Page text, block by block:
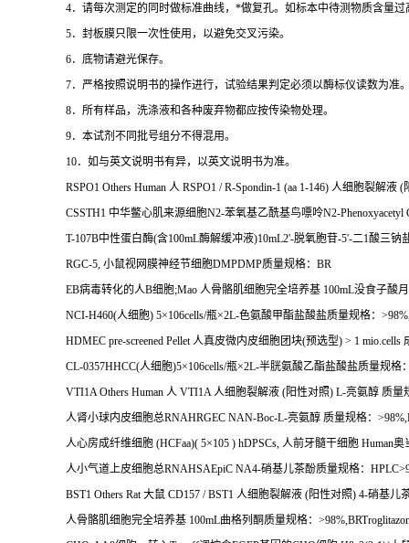
4．请每次测定的同时做标准曲线， *做复孔。如标本中待测物质含量过
5．封板膜只限一次性使用，以避免交叉污染。
6．底物请避光保存。
7．严格按照说明书的操作进行，试验结果判定必须以酶标仪读数为准
8．所有样品，洗涤液和各种废弃物都应按传染物处理。
9．本试剂不同批号组分不得混用。
10．如与英文说明书有异，以英文说明书为准。
RSPO1 Others Human 人 RSPO1 / R-Spondin-1 (aa 1-146) 人细胞裂解液 (
CSSTH1 中华鳖心肌来源细胞N2-苯氧基乙酰基鸟嘌呤N2-Phenoxyacetyl
T-107B中性蛋白酶(含100mL酶解缓冲液)10mL2'-脱氧胞苷-5'-二1酸三钠
RGC-5, 小鼠视网膜神经节细胞DMPDMP质量规格： BR
EB病毒转化的人B细胞;Mao 人骨骼肌细胞完全培养基 100mL没食子酸
NCI-H460(人细胞) 5×106cells/瓶×2L-色氨酸甲酯盐酸盐质量规格：
HDMEC pre-screened Pellet 人真皮微内皮细胞团块(预选型) > 1 mio.cells
CL-0357HHCC(人细胞)5×106cells/瓶×2L-半胱氨酸乙酯盐酸盐质量规格
VTI1A Others Human 人 VTI1A 人细胞裂解液 (阳性对照) L-亮氨醇 质量
人肾小球内皮细胞总RNAHRGEC NAN-Boc-L-亮氨醇 质量规格：
人心房成纤维细胞 (HCFaa)( 5×105 ) hDPSCs, 人前牙髓干细胞 Human奥
人小气道上皮细胞总RNAHSAEpiC NA4-硝基儿茶酚质量规格：
BST1 Others Rat 大鼠 CD157 / BST1 人细胞裂解液 (阳性对照) 4-硝基儿
人骨骼肌细胞完全培养基 100mL曲格列酮质量规格：